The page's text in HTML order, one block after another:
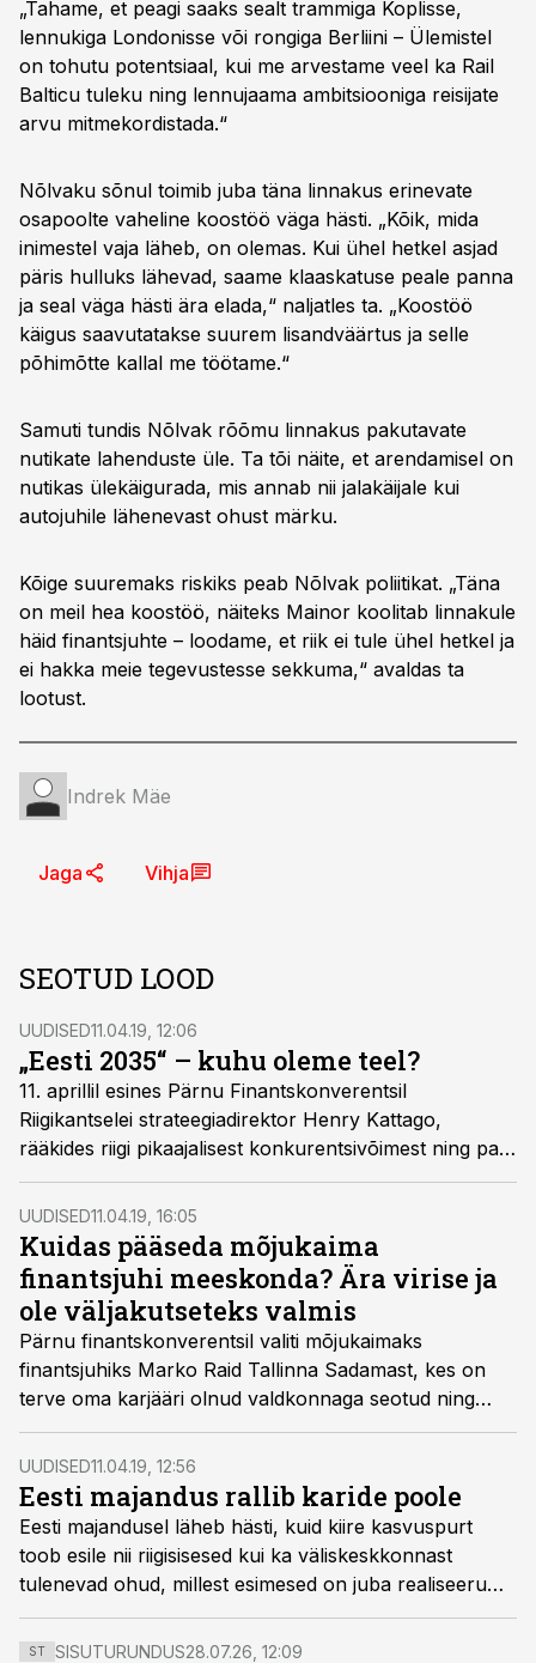
„Tahame, et peagi saaks sealt trammiga Koplisse,
lennukiga Londonisse või rongiga Berliini – Ülemistel
on tohutu potentsiaal, kui me arvestame veel ka Rail
Balticu tuleku ning lennujaama ambitsiooniga reisijate
arvu mitmekordistada.“
Nõlvaku sõnul toimib juba täna linnakus erinevate
osapoolte vaheline koostöö väga hästi. „Kõik, mida
inimestel vaja läheb, on olemas. Kui ühel hetkel asjad
päris hulluks lähevad, saame klaaskatuse peale panna
ja seal väga hästi ära elada,“ naljatles ta. „Koostöö
käigus saavutatakse suurem lisandväärtus ja selle
põhimõtte kallal me töötame.“
Samuti tundis Nõlvak rõõmu linnakus pakutavate
nutikate lahenduste üle. Ta tõi näite, et arendamisel on
nutikas ülekäigurada, mis annab nii jalakäijale kui
autojuhile lähenevast ohust märku.
Kõige suuremaks riskiks peab Nõlvak poliitikat. „Täna
on meil hea koostöö, näiteks Mainor koolitab linnakule
häid finantsjuhte – loodame, et riik ei tule ühel hetkel ja
ei hakka meie tegevustesse sekkuma,“ avaldas ta
lootust.
Indrek Mäe
Jaga Vihja
SEOTUD LOOD
UUDISED11.04.19, 12:06
„Eesti 2035“ – kuhu oleme teel?
11. aprillil esines Pärnu Finantskonverentsil
Riigikantselei strateegiadirektor Henry Kattago,
rääkides riigi pikaajalisest konkurentsivõimest ning pani
hingele, et eelkõige sõltub see meie kõigi igapäevastest
otsustest, ka sellest, kas me trepil kõndides käsipuust
kinni hoiame.
UUDISED11.04.19, 16:05
Kuidas pääseda mõjukaima
finantsjuhi meeskonda? Ära virise ja
ole väljakutseteks valmis
Pärnu finantskonverentsil valiti mõjukaimaks
finantsjuhiks Marko Raid Tallinna Sadamast, kes on
terve oma karjääri olnud valdkonnaga seotud ning
paistis eelmisel aastal silma eelkõige seoses
riigiettevõtte börsile viimisega.
UUDISED11.04.19, 12:56
Eesti majandus rallib karide poole
Eesti majandusel läheb hästi, kuid kiire kasvuspurt
toob esile nii riigisisesed kui ka väliskeskkonnast
tulenevad ohud, millest esimesed on juba realiseeruma
hakanud, rääkis Eesti Panga asepresident Ülo Kaasik
täna Pärnu Finantskonverentsil.
ST SISUTURUNDUS28.07.26, 12:09